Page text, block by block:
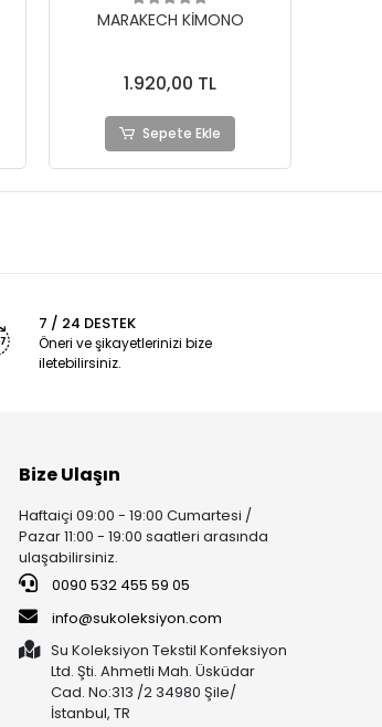
MARAKECH KİMONO
1.920,00 TL
Sepete Ekle
7 / 24 DESTEK
Öneri ve şikayetlerinizi bize
iletebilirsiniz.
Bize Ulaşın
Haftaiçi 09:00 - 19:00 Cumartesi /
Pazar 11:00 - 19:00 saatleri arasında
ulaşabilirsiniz.
0090 532 455 59 05
info@sukoleksiyon.com
Su Koleksiyon Tekstil Konfeksiyon
Ltd. Şti. Ahmetli Mah. Üsküdar
Cad. No:313 /2 34980 Şile/
İstanbul, TR